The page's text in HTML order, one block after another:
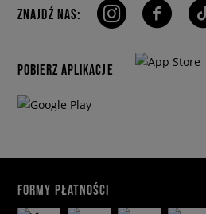
ZNAJDŹ NAS:
POBIERZ APLIKACJE
FORMY PŁATNOŚCI